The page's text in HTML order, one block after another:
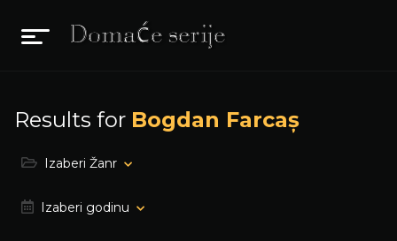
Results for Bogdan Farcaș
Izaberi Žanr
Izaberi godinu